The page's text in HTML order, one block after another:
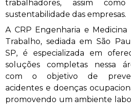
trabalhadores, assim
sustentabilidade das empresas.
A CRP Engenharia e Medicina
Trabalho, sediada em São
SP, é especializada em
soluções completas nessa
com o objetivo de
acidentes e doenças
promovendo um ambiente